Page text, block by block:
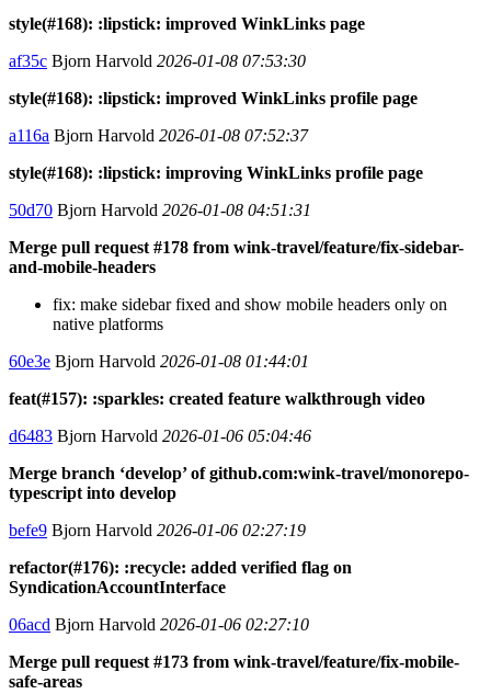
style(#168): :lipstick: improved WinkLinks page
af35c Bjorn Harvold 2026-01-08 07:53:30
style(#168): :lipstick: improved WinkLinks profile page
a116a Bjorn Harvold 2026-01-08 07:52:37
style(#168): :lipstick: improving WinkLinks profile page
50d70 Bjorn Harvold 2026-01-08 04:51:31
Merge pull request #178 from wink-travel/feature/fix-sidebar-
and-mobile-headers
fix: make sidebar fixed and show mobile headers only on
native platforms
60e3e Bjorn Harvold 2026-01-08 01:44:01
feat(#157): :sparkles: created feature walkthrough video
d6483 Bjorn Harvold 2026-01-06 05:04:46
Merge branch ‘develop’ of github.com:wink-travel/monorepo-
typescript into develop
befe9 Bjorn Harvold 2026-01-06 02:27:19
refactor(#176): :recycle: added verified flag on
SyndicationAccountInterface
06acd Bjorn Harvold 2026-01-06 02:27:10
Merge pull request #173 from wink-travel/feature/fix-mobile-
safe-areas